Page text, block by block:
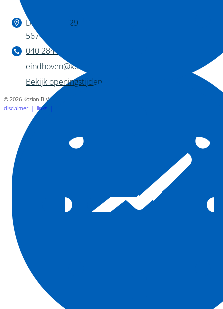
Binnen kijken?
De Huufkes 29
5674 TL Nuenen
040 284 1222
eindhoven@kozion.nl
Bekijk openingstijden
© 2026 Kozion B.V.
disclaimer
links vacatures